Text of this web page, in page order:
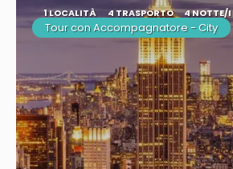
1 LOCALITÀ 4 TRASPORTO 4 NOTTE/I
Tour con Accompagnatore - City